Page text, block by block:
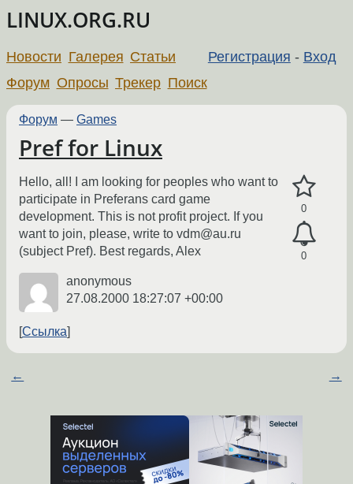
LINUX.ORG.RU
Регистрация - Вход
Новости Галерея Статьи
Форум Опросы Трекер Поиск
Форум — Games
Pref for Linux
0
0
Hello, all! I am looking for peoples who want to
participate in Preferans card game
development. This is not profit project. If you
want to join, please, write to vdm@au.ru
(subject Pref). Best regards, Alex
anonymous
27.08.2000 18:27:07 +00:00
Ссылка
← →